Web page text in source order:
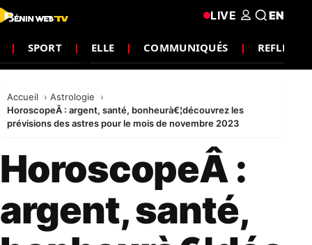
SPORT ELLE COMMUNIQUÉS
LIVE EN
Accueil
Astrologie
HoroscopeÂ : argent, santé, bonheurà€¦découvrez les
prévisions des astres pour le mois de novembre 2023
HoroscopeÂ :
argent, santé,